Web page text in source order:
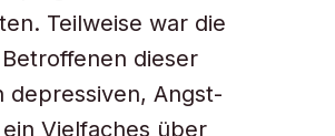
Teilweise war die
dieser
depressiven, Angst-
Vielfaches über